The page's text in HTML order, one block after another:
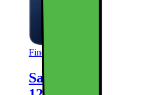
Findes i flere varianter
Samsung Galaxy S25